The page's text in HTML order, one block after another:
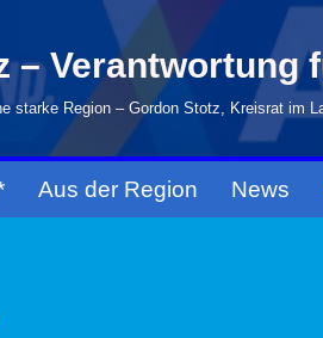
– Verantwortung
starke Region – Gordon Stotz, Kreisrat im
Aus der Region News